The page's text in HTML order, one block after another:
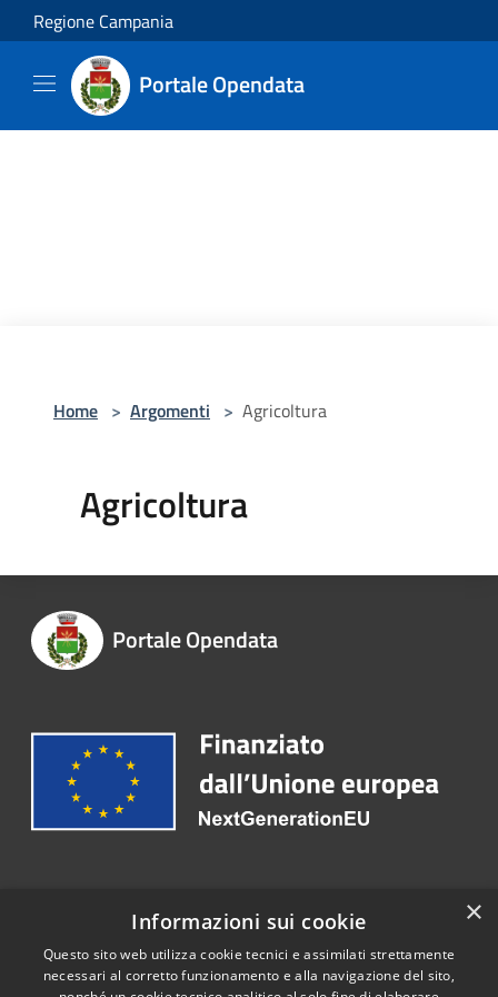
Salta al contenuto principale
Regione Campania
Portale Opendata
Home > Argomenti > Agricoltura
Agricoltura
Portale Opendata
Recapiti e contatti
Email: protocollo@comune.trentoladucenta.ce.it
×
Informazioni sui cookie
Questo sito web utilizza cookie tecnici e assimilati strettamente
necessari al corretto funzionamento e alla navigazione del sito,